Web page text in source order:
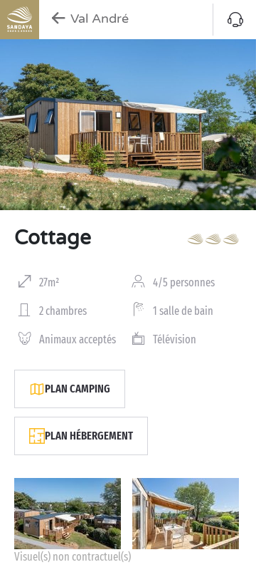
Val André
Cottage
27m² 4/5 personnes
2 chambres 1 salle de bain
Animaux acceptés Télévision
PLAN CAMPING
PLAN HÉBERGEMENT
Visuel(s) non contractuel(s)